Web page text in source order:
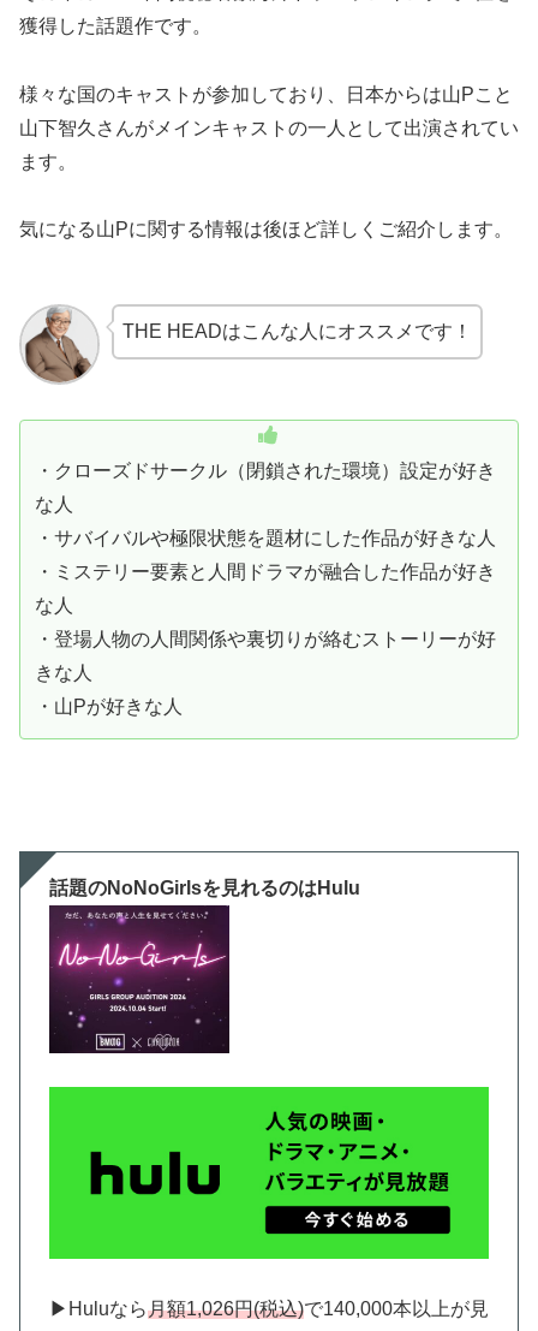
獲得した話題作です。
様々な国のキャストが参加しており、日本からは山Pこと
山下智久さんがメインキャストの一人として出演されてい
ます。
気になる山Pに関する情報は後ほど詳しくご紹介します。
THE HEADはこんな人にオススメです！
・クローズドサークル（閉鎖された環境）設定が好き
な人
・サバイバルや極限状態を題材にした作品が好きな人
・ミステリー要素と人間ドラマが融合した作品が好き
な人
・登場人物の人間関係や裏切りが絡むストーリーが好
きな人
・山Pが好きな人
話題のNoNoGirlsを見れるのはHulu
▶︎Huluなら月額1,026円(税込)で140,000本以上が見